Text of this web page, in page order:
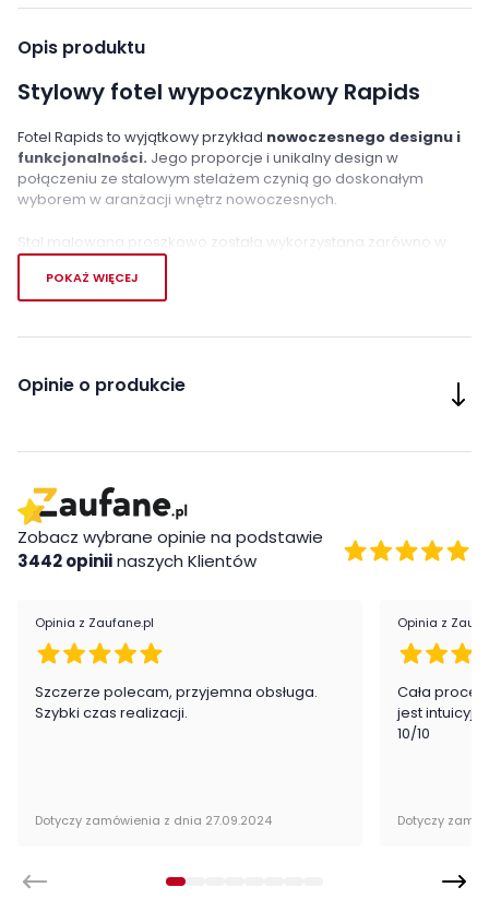
Opis produktu
Stylowy fotel wypoczynkowy Rapids
Fotel Rapids to wyjątkowy przykład nowoczesnego designu i
funkcjonalności. Jego proporcje i unikalny design w
połączeniu ze stalowym stelażem czynią go doskonałym
wyborem w aranżacji wnętrz nowoczesnych.
Stal malowana proszkowo została wykorzystana zarówno w
nogach, jak i na ramie, co nadaje fotelowi wyjątkowego blasku i
elegancji. Tapicerka tkaninowa w delikatnym odcieniu
popielatego koloru nadaje mu
Doskonale sprawdzi się w nowoczesnych aranżacjach,
Cechy charakterystyczne
nowoczesny design
wygoda i komfort użytkowania
eleganckie wykończenie
stal malowana proszkowo
tkanina
Montaż
Fotel Rapids jest oryginalnie zapakowany w paczki wraz z
Cechy charakterystyczne
Szerokość:
POKAŻ WIĘCEJ
Opinie o produkcie
Zobacz wybrane opinie na podstawie
3442 opiniinaszych Klientów
Opinia z Zaufane.pl
Szczerze polecam, przyjemna obsługa.
Szybki czas realizacji.
Dotyczy zamówienia z dnia 27.09.2024
Opinia z
Cała
jest
10/10
Dotyczy